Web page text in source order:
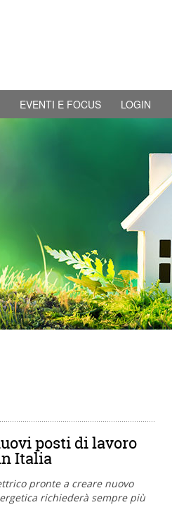
EVENTI E FOCUS LOGIN
posti di lavoro
Italia
pronte a creare nuovo
richiederà sempre più